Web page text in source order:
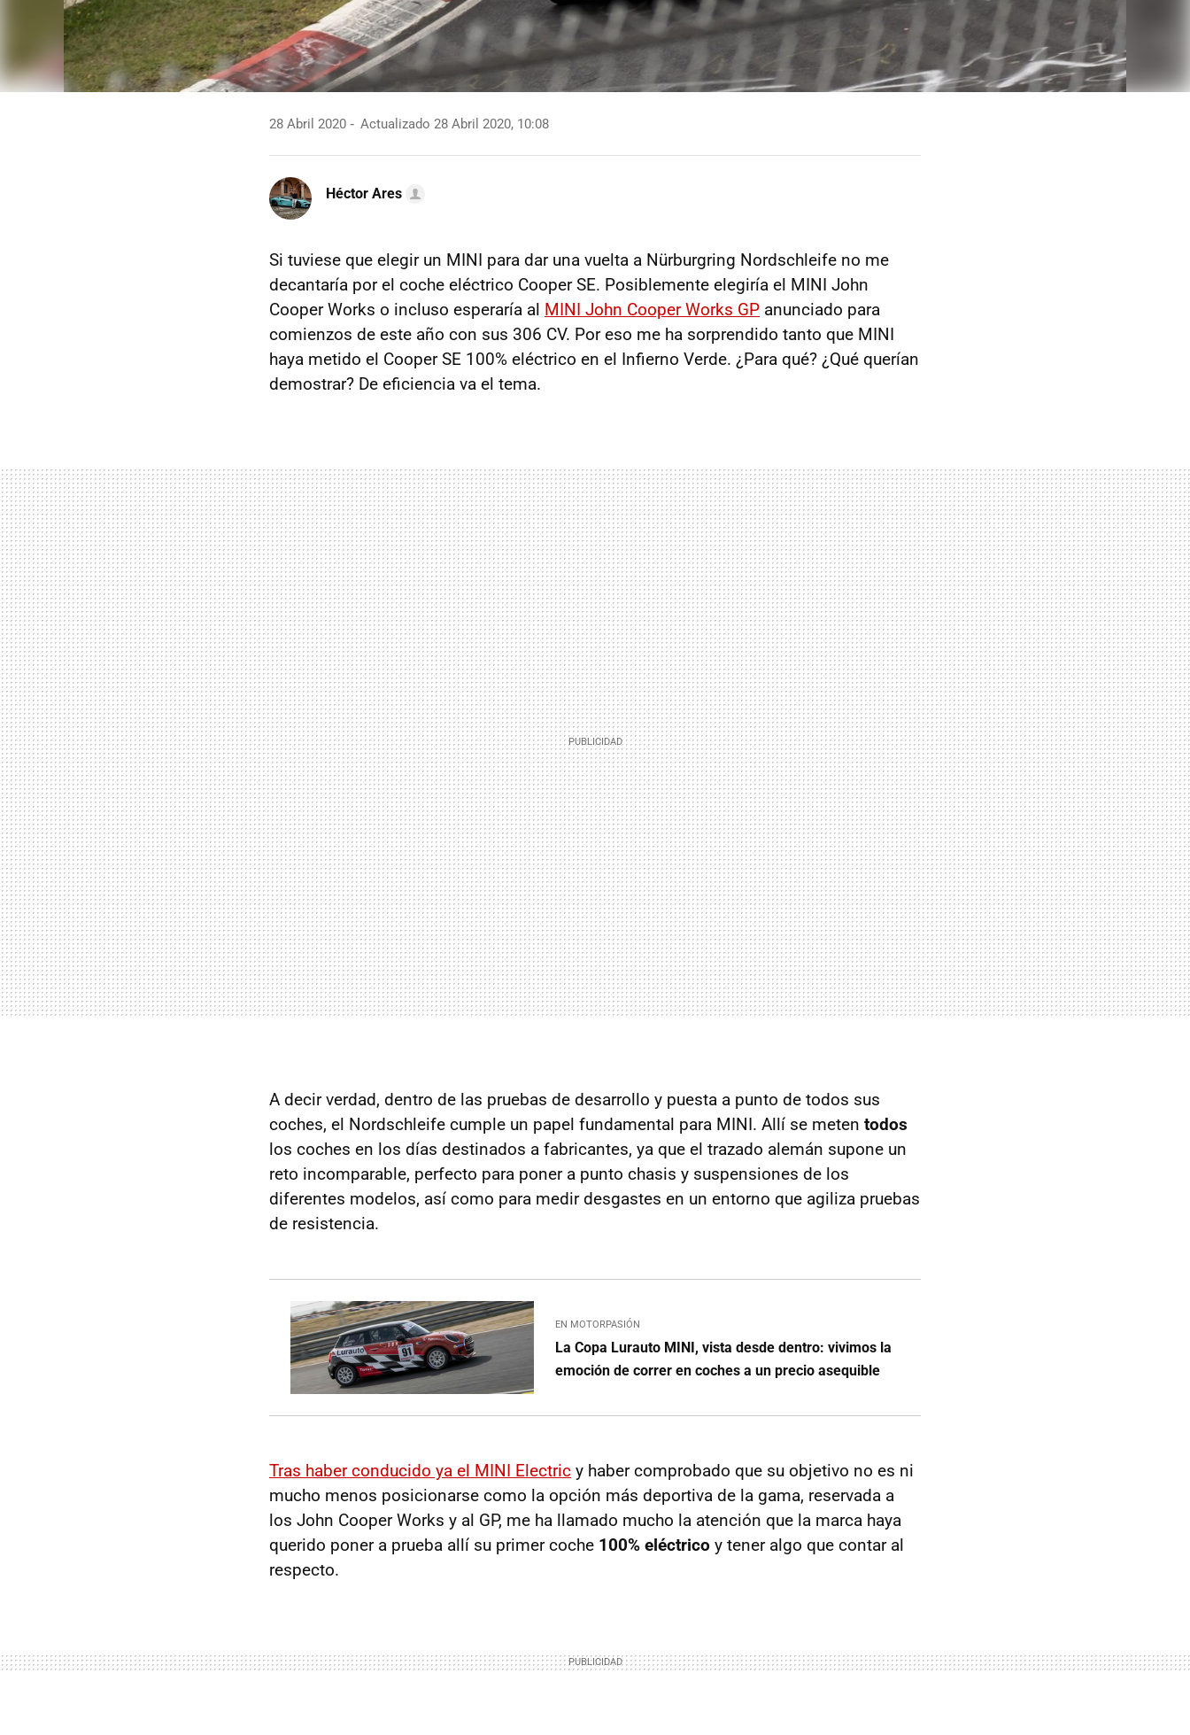
28 Abril 2020 Actualizado 28 Abril 2020, 10:08
Héctor Ares
Si tuviese que elegir un MINI para dar una vuelta a Nürburgring Nordschleife no me
decantaría por el coche eléctrico Cooper SE. Posiblemente elegiría el MINI John
Cooper Works o incluso esperaría al MINI John Cooper Works GP anunciado para
comienzos de este año con sus 306 CV. Por eso me ha sorprendido tanto que MINI
haya metido el Cooper SE 100% eléctrico en el Infierno Verde. ¿Para qué? ¿Qué querían
demostrar? De eficiencia va el tema.
A decir verdad, dentro de las pruebas de desarrollo y puesta a punto de todos sus
coches, el Nordschleife cumple un papel fundamental para MINI. Allí se meten todos
los coches en los días destinados a fabricantes, ya que el trazado alemán supone un
reto incomparable, perfecto para poner a punto chasis y suspensiones de los
diferentes modelos, así como para medir desgastes en un entorno que agiliza pruebas
de resistencia.
EN MOTORPASIÓN
La Copa Lurauto MINI, vista desde dentro: vivimos la
emoción de correr en coches a un precio asequible
Tras haber conducido ya el MINI Electric y haber comprobado que su objetivo no es ni
mucho menos posicionarse como la opción más deportiva de la gama, reservada a
los John Cooper Works y al GP, me ha llamado mucho la atención que la marca haya
querido poner a prueba allí su primer coche 100% eléctrico y tener algo que contar al
respecto.